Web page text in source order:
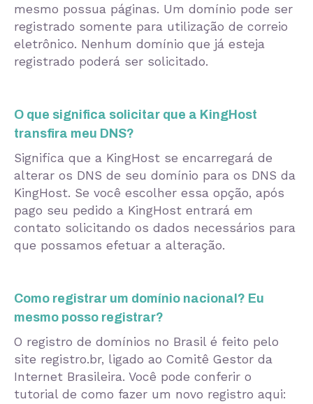
mesmo possua páginas. Um domínio pode ser
registrado somente para utilização de correio
eletrônico. Nenhum domínio que já esteja
registrado poderá ser solicitado.
O que significa solicitar que a KingHost
transfira meu DNS?
Significa que a KingHost se encarregará de
alterar os DNS de seu domínio para os DNS da
KingHost. Se você escolher essa opção, após
pago seu pedido a KingHost entrará em
contato solicitando os dados necessários para
que possamos efetuar a alteração.
Como registrar um domínio nacional? Eu
mesmo posso registrar?
O registro de domínios no Brasil é feito pelo
site registro.br, ligado ao Comitê Gestor da
Internet Brasileira. Você pode conferir o
tutorial de como fazer um novo registro aqui: